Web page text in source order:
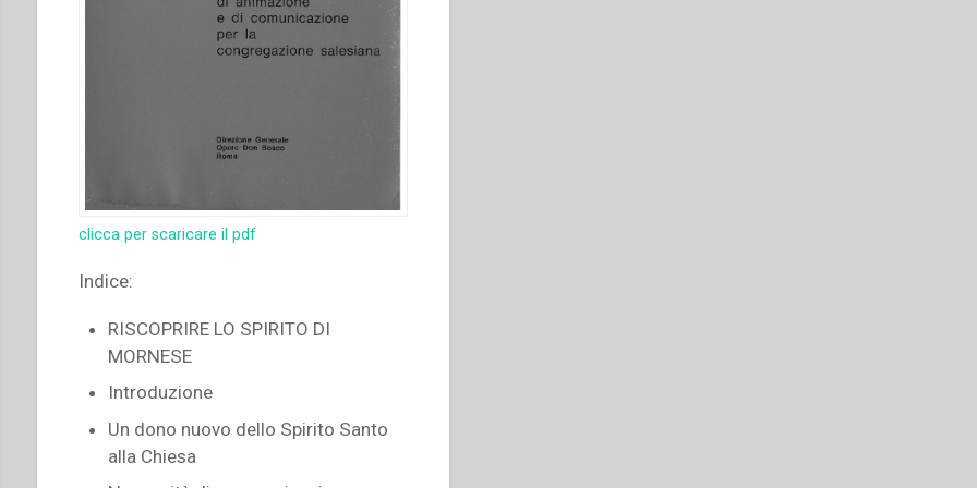
clicca per scaricare il pdf
Indice:
RISCOPRIRE LO SPIRITO DI
MORNESE
Introduzione
Un dono nuovo dello Spirito Santo
alla Chiesa